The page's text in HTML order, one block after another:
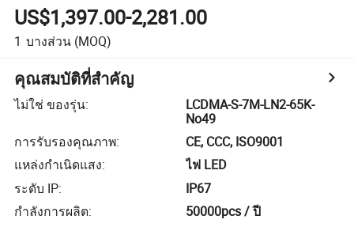
US$1,397.00-2,281.00
1 บางส่วน (MOQ)
คุณสมบัติที่สำคัญ
ไม่ใช่ ของรุ่น:
LCDMA-S-7M-LN2-65K-
No49
การรับรองคุณภาพ:
CE, CCC, ISO9001
แหล่งกำเนิดแสง:
ไฟ LED
ระดับ IP:
IP67
กำลังการผลิต: 50000pcs / ปี